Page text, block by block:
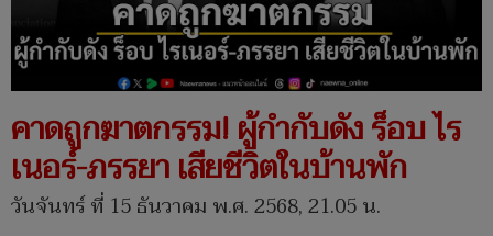
คาดถูกฆาตกรรม! ผู้กำกับดัง ร็อบ ไร
เนอร์-ภรรยา เสียชีวิตในบ้านพัก
วันจันทร์ ที่ 15 ธันวาคม พ.ศ. 2568, 21.05 น.